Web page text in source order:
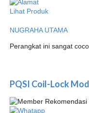
Lihat Produk
NUGRAHA UTAMA
Perangkat ini sangat
PQSI Coil-Lock